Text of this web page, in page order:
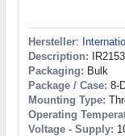
Hersteller:
Description:
Packaging: Bulk
Package / Case: 8-
Mounting Type:
Operating
Voltage - Supply: